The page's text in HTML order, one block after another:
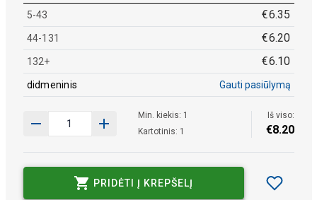
5-43 €6.35
44-131 €6.20
132+ €6.10
didmeninis Gauti pasiūlymą
Min. kiekis: 1
Kartotinis: 1
Iš viso:
€8.20
PRIDĖTI Į KREPŠELĮ